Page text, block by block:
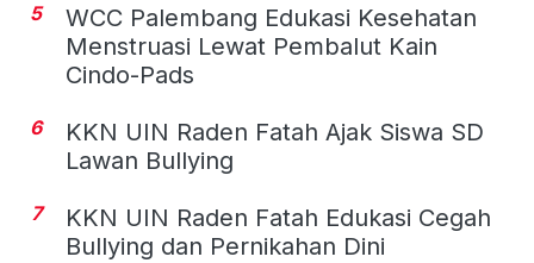
5
WCC Palembang Edukasi Kesehatan
Menstruasi Lewat Pembalut Kain
Cindo-Pads
6
KKN UIN Raden Fatah Ajak Siswa SD
Lawan Bullying
7
KKN UIN Raden Fatah Edukasi Cegah
Bullying dan Pernikahan Dini